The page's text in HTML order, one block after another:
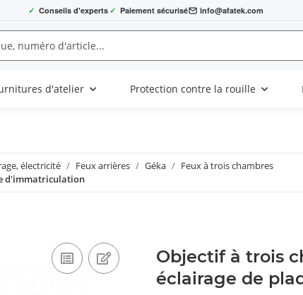
✓ Conseils d'experts ✓ Paiement sécurisé info@afatek.com
d'atelier Protection contre la rouille
électricité Feux arrières Géka
Feux à trois chambres
d'immatriculation
Objectif à trois
éclairage de